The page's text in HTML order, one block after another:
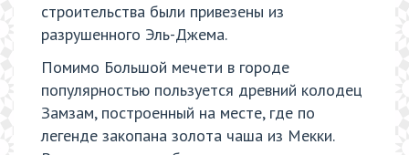
строительства были привезены из
разрушенного Эль-Джема.
Помимо Большой мечети в городе
популярностью пользуется древний колодец
Замзам, построенный на месте, где по
легенде закопана золота чаша из Мекки.